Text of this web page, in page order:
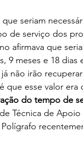
seriam
de serviço dos
afirmava que
9 meses e 18
não irão
que esse valor
do tempo de
Técnica de